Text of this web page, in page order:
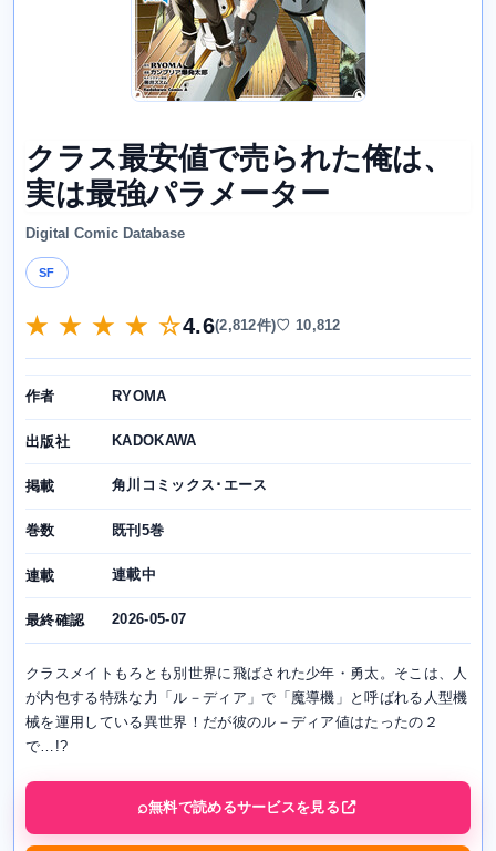
クラス最安値で売られた俺は、
実は最強パラメーター
Digital Comic Database
SF
★ ★ ★ ★ ☆4.6(2,812件)♡ 10,812
作者 RYOMA
出版社 KADOKAWA
掲載 角川コミックス･エース
巻数 既刊5巻
連載 連載中
最終確認 2026-05-07
クラスメイトもろとも別世界に飛ばされた少年・勇太。そこは、人
が内包する特殊な力「ル－ディア」で「魔導機」と呼ばれる人型機
械を運用している異世界！だが彼のル－ディア値はたったの２
で…!?
無料で読めるサービスを見る